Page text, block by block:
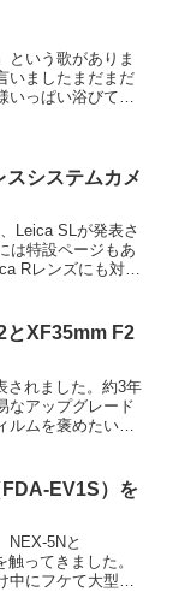
トさと比較して
いま...
という歌がありま
いましたまだまだ
っぱい浴びて真
を...
スシステムカメ
Leica SLが発表さ
は特設ページもあ
Rレンズにも対応
てい...
とXF35mm F2
されました。約3年
なアップグレード
ムを褒めたいで
シャッターを
EV1S）を
NEX-5Nと
ってきました。
中にフケて大型家